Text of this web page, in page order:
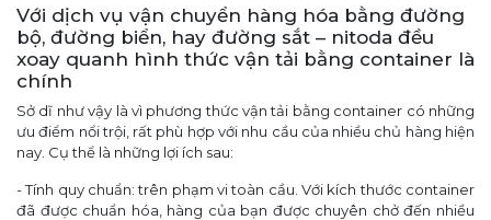
Với dịch vụ vận chuyển hàng hóa bằng đường
bộ, đường biển, hay đường sắt – nitoda đều
xoay quanh hình thức vận tải bằng container là
chính
Sở dĩ như vậy là vì phương thức vận tải bằng container có những
ưu điểm nổi trội, rất phù hợp với nhu cầu của nhiều chủ hàng hiện
nay. Cụ thể là những lợi ích sau:
- Tính quy chuẩn: trên phạm vi toàn cầu. Với kích thước container
đã được chuẩn hóa, hàng của bạn được chuyên chở đến nhiều